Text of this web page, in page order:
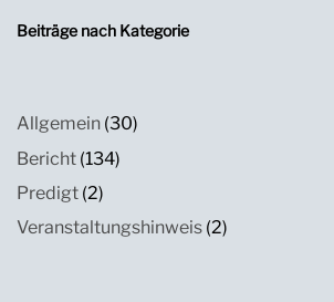
Beiträge nach Kategorie
Allgemein (30)
Bericht (134)
Predigt (2)
Veranstaltungshinweis (2)